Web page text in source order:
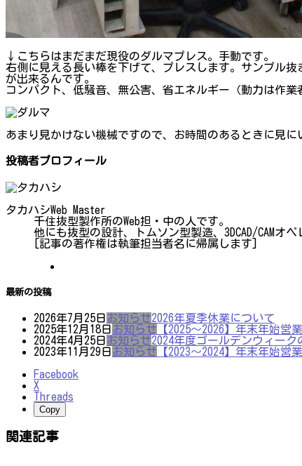
↓こちらはまだまだ現役のダルマプレス。手動です。
右側に見える長い棒を下げて、プレスします。サンプル
が出来るんです。
コンパクト、低騒音、無公害、省エネルギー（動力は作
あまり見かけない機械ですので、お時間のあるときに見に
投稿者プロフィール
タカハシWeb Master
千住抜型製作所のWeb担・中の人です。
他にも抜型の設計、トムソン型製造、3DCAD/CAM
[記事の著作権は執筆担当者名に帰属します]
最新の投稿
2026年7月25日 お知らせ2026年夏季休業について
2025年12月18日 お知らせ 【2025～2026】年末年始営
2024年4月25日 お知らせ2024年度ゴールデンウィーク
2023年11月29日 お知らせ 【2023～2024】年末年始営
Facebook
X
Threads
Copy
関連記事